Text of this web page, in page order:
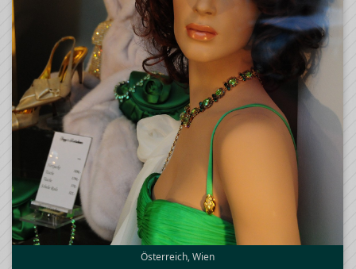
Österreich, Wien